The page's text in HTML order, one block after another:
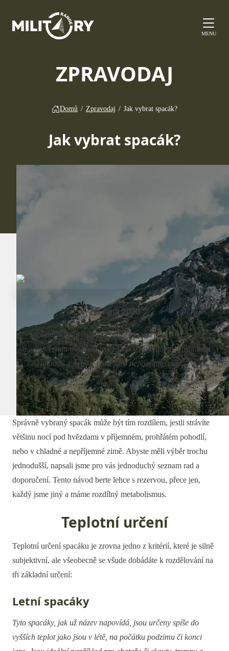
MENU
ZPRAVODAJ
Domů / Zpravodaj / Jak vybrat spacák?
Jak vybrat spacák?
20. října 2020
Správně vybraný spacák může být tím rozdílem, jestli
strávíte většinu nocí pod hvězdami v příjemném, prohřátém
pohodlí a nebo v chladné a nepříjemné zimě...
Správně vybraný spacák může být tím rozdílem, jestli strávíte
většinu nocí pod hvězdami v příjemném, prohřátém pohodlí,
nebo v chladné a nepříjemné zimě. Abyste měli výběr trochu
jednodušší, napsali jsme pro vás jednoduchý seznam rad a
doporučení. Tento návod berte lehce s rezervou, přece jen,
každý jsme jiný a máme rozdílný metabolismus.
Teplotní určení
Teplotní určení spacáku je zrovna jedno z kritérií, které je silně
subjektivní, ale všeobecně se všude dobádáte k rozdělování na
tři základní určení:
Letní spacáky
Tyto spacáky, jak už název napovídá, jsou určeny spíše do
vyšších teplot jako jsou v létě, na počátku podzimu či konci